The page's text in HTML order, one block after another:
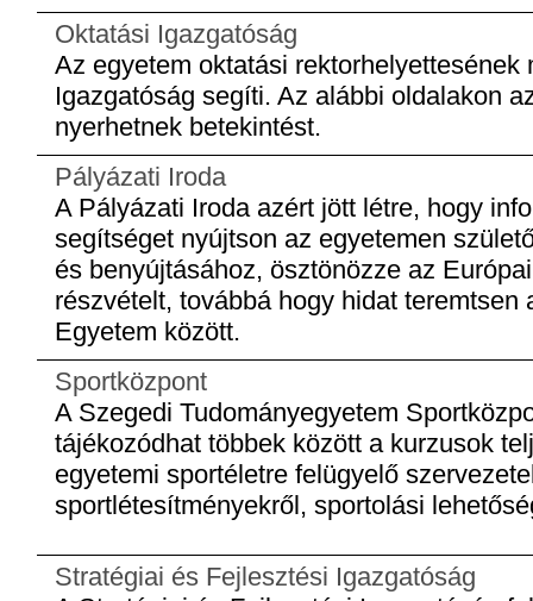
Oktatási Igazgatóság
Az egyetem oktatási rektorhelyettesének
Igazgatóság segíti. Az alábbi oldalakon
nyerhetnek betekintést.
Pályázati Iroda
A Pályázati Iroda azért jött létre, hogy
segítséget nyújtson az egyetemen
és benyújtásához, ösztönözze az
részvételt, továbbá hogy hidat teremtsen
Egyetem között.
Sportközpont
A Szegedi Tudományegyetem
tájékozódhat többek között a kurzusok
egyetemi sportéletre felügyelő
sportlétesítményekről, sportolási
Stratégiai és Fejlesztési Igazgatóság